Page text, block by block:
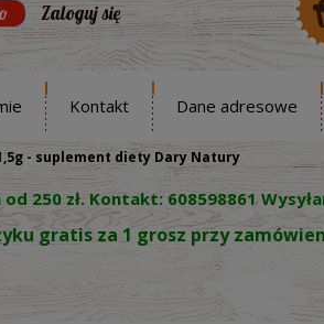
Zaloguj się
Kontakt Dane adresowe
- suplement diety Dary Natury
250 zł. Kontakt: 608598861
gratis za 1 grosz przy